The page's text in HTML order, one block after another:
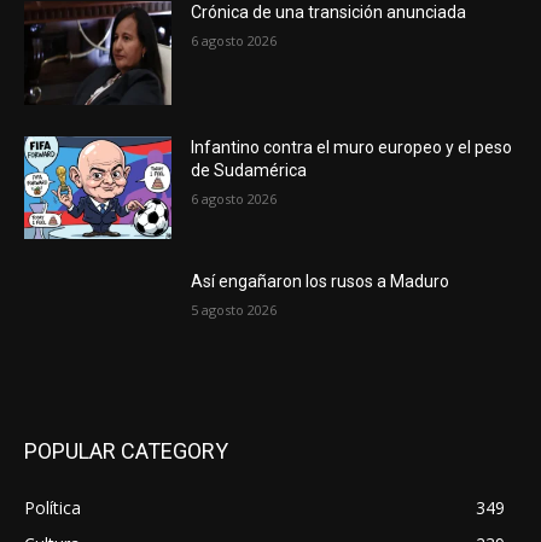
Crónica de una transición anunciada
6 agosto 2026
Infantino contra el muro europeo y el peso
de Sudamérica
6 agosto 2026
Así engañaron los rusos a Maduro
5 agosto 2026
POPULAR CATEGORY
Política
349